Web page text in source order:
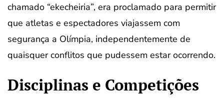
chamado “ekecheiria”, era proclamado para permitir
que atletas e espectadores viajassem com
segurança a Olímpia, independentemente de
quaisquer conflitos que pudessem estar ocorrendo.
Disciplinas e Competições